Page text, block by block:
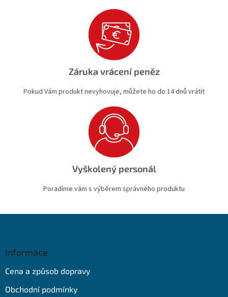
Záruka vrácení peněz
Pokud Vám produkt nevyhovuje, můžete ho do 14 dnů vrátit
Vyškolený personál
Poradíme vám s výběrem správného produktu
Informace
Cena a způsob dopravy
Obchodní podmínky